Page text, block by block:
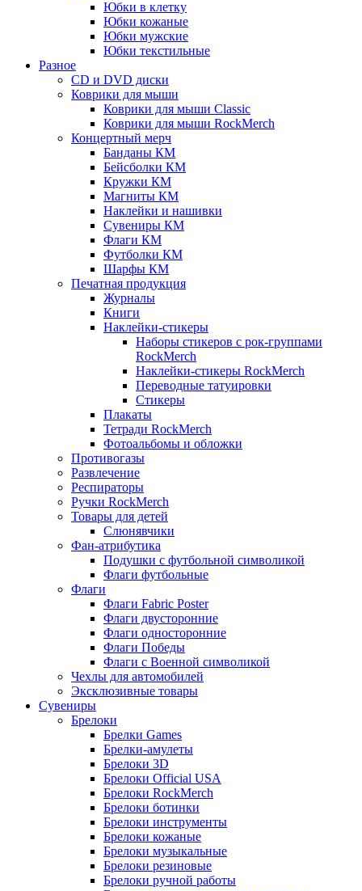
Юбки в клетку
Юбки кожаные
Юбки мужские
Юбки текстильные
Разное
CD и DVD диски
Коврики для мыши
Коврики для мыши Classic
Коврики для мыши RockMerch
Концертный мерч
Банданы КМ
Бейсболки КМ
Кружки КМ
Магниты КМ
Наклейки и нашивки
Сувениры КМ
Флаги КМ
Футболки КМ
Шарфы КМ
Печатная продукция
Журналы
Книги
Наклейки-стикеры
Наборы стикеров с рок-группами
RockMerch
Наклейки-стикеры RockMerch
Переводные татуировки
Стикеры
Плакаты
Тетради RockMerch
Фотоальбомы и обложки
Противогазы
Развлечение
Респираторы
Ручки RockMerch
Товары для детей
Слюнявчики
Фан-атрибутика
Подушки с футбольной символикой
Флаги футбольные
Флаги
Флаги Fabric Poster
Флаги двусторонние
Флаги односторонние
Флаги Победы
Флаги с Военной символикой
Чехлы для автомобилей
Эксклюзивные товары
Сувениры
Брелоки
Брелки Games
Брелки-амулеты
Брелоки 3D
Брелоки Official USA
Брелоки RockMerch
Брелоки ботинки
Брелоки инструменты
Брелоки кожаные
Брелоки музыкальные
Брелоки резиновые
Брелоки ручной работы